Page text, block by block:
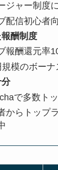
ジャー制度
配信初心者
酬制度
報酬還元率
規模のボー
で多数ト
からトップ